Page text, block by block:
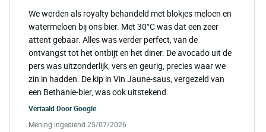
We werden als royalty behandeld met blokjes meloen en
watermeloen bij ons bier. Met 30°C was dat een zeer
attent gebaar. Alles was verder perfect, van de
ontvangst tot het ontbijt en het diner. De avocado uit de
pers was uitzonderlijk, vers en geurig, precies waar we
zin in hadden. De kip in Vin Jaune-saus, vergezeld van
een Bethanie-bier, was ook uitstekend.
Vertaald DoorGoogle
Mening ingediend 25/07/2026